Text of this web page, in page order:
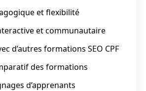
et flexibilité
et communautaire
d’autres formations SEO CPF
des formations
d’apprenants